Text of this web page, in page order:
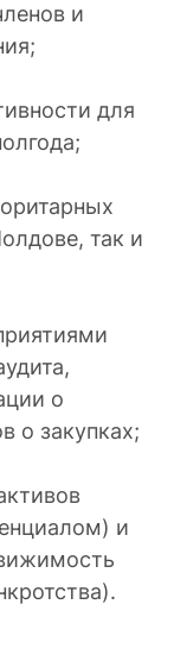
и
для
так и
о
о закупках;
и